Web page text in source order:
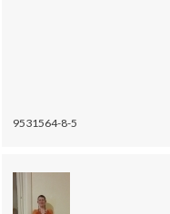
9531564-8-5